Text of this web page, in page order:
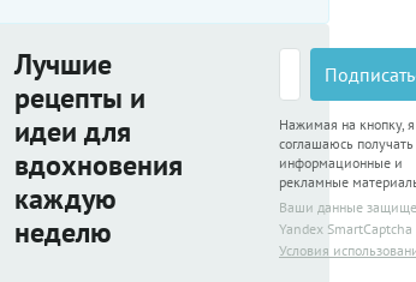
Лучшие
рецепты и
идеи для
вдохновения
каждую
неделю
Нажимая на кнопку, я
соглашаюсь получать
информационные и
рекламные
Ваши данные
Yandex SmartCaptcha
Условия